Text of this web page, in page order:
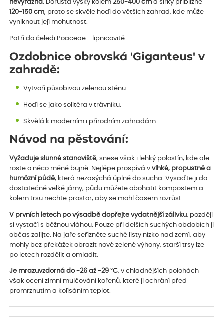
nevýrazná. Dorůstá výšky kolem250-400 cm a šířky přibližně
120-150 cm, proto se skvěle hodí do větších zahrad, kde může
vyniknout její mohutnost.
Patří do čeledi Poaceae - lipnicovité.
Ozdobnice obrovská 'Giganteus' v
zahradě:
Vytvoří působivou zelenou stěnu.
Hodí se jako solitéra v trávníku.
Skvělá k moderním i přírodním zahradám.
Návod na pěstování:
Vyžaduje slunné stanoviště, snese však i lehký polostín, kde ale
roste o něco méně bujně. Nejlépe prospívá vvlhké, propustné a
humózní půdě, která nezasýchá úplně do sucha. Vysaďte ji do
dostatečně velké jámy, půdu můžete obohatit kompostem a
kolem trsu nechte prostor, aby se mohl časem rozrůst.
V prvních letech po výsadbě dopřejte vydatnější zálivku, později
si vystačí s běžnou vláhou. Pouze při delších suchých obdobích ji
občas zalijte. Na jaře seřízněte suché listy nízko nad zemí, aby
mohly bez překážek obrazit nové zelené výhony, starší trsy lze
po letech rozdělit a omladit.
Je mrazuvzdorná do -26 až -29 °C, v chladnějších polohách
však ocení zimní mulčování kořenů, které ji ochrání před
promrznutím a kolísáním teplot.